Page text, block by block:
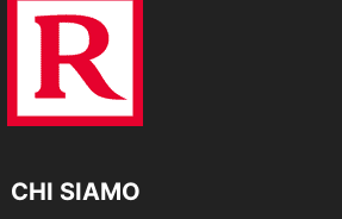
CHI SIAMO